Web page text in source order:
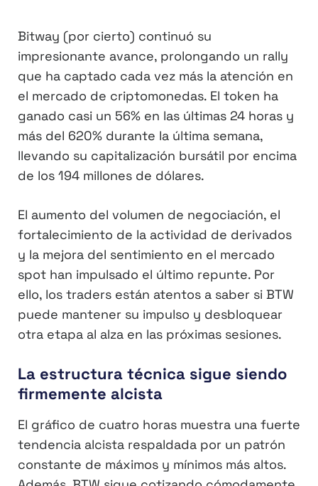
Bitway (por cierto) continuó su
impresionante avance, prolongando un rally
que ha captado cada vez más la atención en
el mercado de criptomonedas. El token ha
ganado casi un 56% en las últimas 24 horas y
más del 620% durante la última semana,
llevando su capitalización bursátil por encima
de los 194 millones de dólares.
El aumento del volumen de negociación, el
fortalecimiento de la actividad de derivados
y la mejora del sentimiento en el mercado
spot han impulsado el último repunte. Por
ello, los traders están atentos a saber si BTW
puede mantener su impulso y desbloquear
otra etapa al alza en las próximas sesiones.
La estructura técnica sigue siendo
firmemente alcista
El gráfico de cuatro horas muestra una fuerte
tendencia alcista respaldada por un patrón
constante de máximos y mínimos más altos.